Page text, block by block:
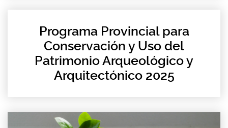
Programa Provincial para
Conservación y Uso del
Patrimonio Arqueológico y
Arquitectónico 2025